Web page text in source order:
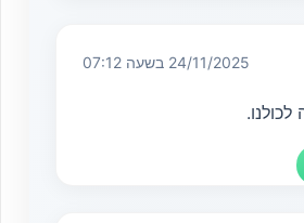
24/11/2025 בשעה 07:12